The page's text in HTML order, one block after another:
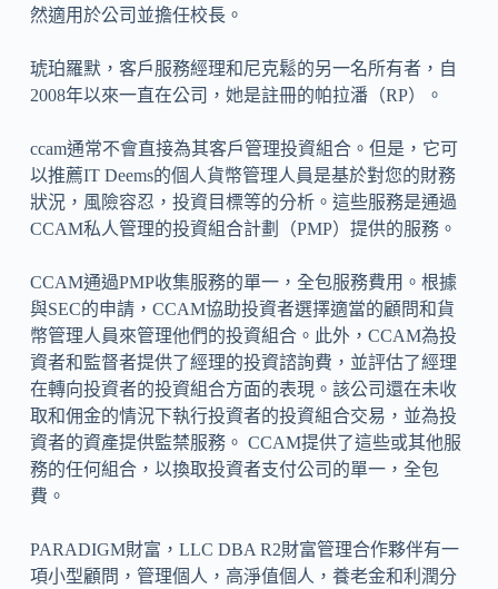
然適用於公司並擔任校長。
琥珀羅默，客戶服務經理和尼克鬆的另一名所有者，自
2008年以來一直在公司，她是註冊的帕拉潘（RP）。
ccam通常不會直接為其客戶管理投資組合。但是，它可
以推薦IT Deems的個人貨幣管理人員是基於對您的財務
狀況，風險容忍，投資目標等的分析。這些服務是通過
CCAM私人管理的投資組合計劃（PMP）提供的服務。
CCAM通過PMP收集服務的單一，全包服務費用。根據
與SEC的申請，CCAM協助投資者選擇適當的顧問和貨
幣管理人員來管理他們的投資組合。此外，CCAM為投
資者和監督者提供了經理的投資諮詢費，並評估了經理
在轉向投資者的投資組合方面的表現。該公司還在未收
取和佣金的情況下執行投資者的投資組合交易，並為投
資者的資產提供監禁服務。 CCAM提供了這些或其他服
務的任何組合，以換取投資者支付公司的單一，全包
費。
PARADIGM財富，LLC DBA R2財富管理合作夥伴有一
項小型顧問，管理個人，高淨值個人，養老金和利潤分